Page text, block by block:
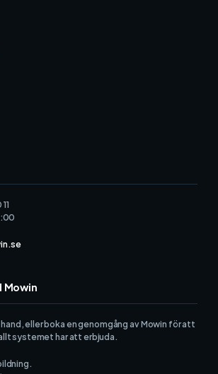
Mowin
eller boka en genomgång av Mowin för att
systemet har att erbjuda.